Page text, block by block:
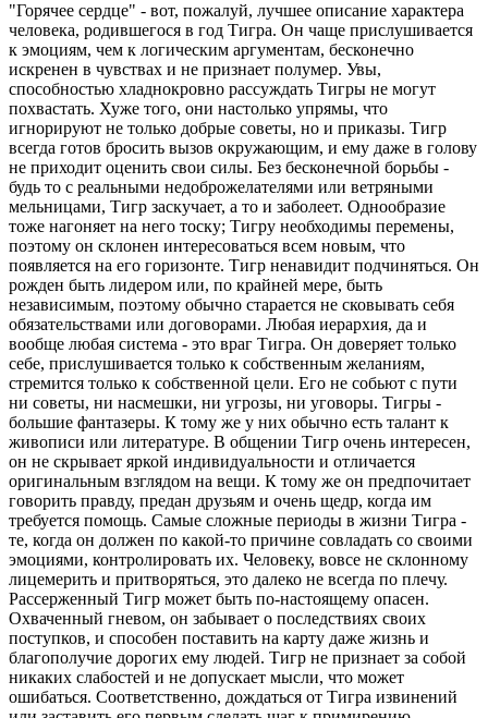
"Горячее сердце" - вот, пожалуй, лучшее описание характера
человека, родившегося в год Тигра. Он чаще прислушивается
к эмоциям, чем к логическим аргументам, бесконечно
искренен в чувствах и не признает полумер. Увы,
способностью хладнокровно рассуждать Тигры не могут
похвастать. Хуже того, они настолько упрямы, что
игнорируют не только добрые советы, но и приказы. Тигр
всегда готов бросить вызов окружающим, и ему даже в голову
не приходит оценить свои силы. Без бесконечной борьбы -
будь то с реальными недоброжелателями или ветряными
мельницами, Тигр заскучает, а то и заболеет. Однообразие
тоже нагоняет на него тоску; Тигру необходимы перемены,
поэтому он склонен интересоваться всем новым, что
появляется на его горизонте. Тигр ненавидит подчиняться. Он
рожден быть лидером или, по крайней мере, быть
независимым, поэтому обычно старается не сковывать себя
обязательствами или договорами. Любая иерархия, да и
вообще любая система - это враг Тигра. Он доверяет только
себе, прислушивается только к собственным желаниям,
стремится только к собственной цели. Его не собьют с пути
ни советы, ни насмешки, ни угрозы, ни уговоры. Тигры -
большие фантазеры. К тому же у них обычно есть талант к
живописи или литературе. В общении Тигр очень интересен,
он не скрывает яркой индивидуальности и отличается
оригинальным взглядом на вещи. К тому же он предпочитает
говорить правду, предан друзьям и очень щедр, когда им
требуется помощь. Самые сложные периоды в жизни Тигра -
те, когда он должен по какой-то причине совладать со своими
эмоциями, контролировать их. Человеку, вовсе не склонному
лицемерить и притворяться, это далеко не всегда по плечу.
Рассерженный Тигр может быть по-настоящему опасен.
Охваченный гневом, он забывает о последствиях своих
поступков, и способен поставить на карту даже жизнь и
благополучие дорогих ему людей. Тигр не признает за собой
никаких слабостей и не допускает мысли, что может
ошибаться. Соответственно, дождаться от Тигра извинений